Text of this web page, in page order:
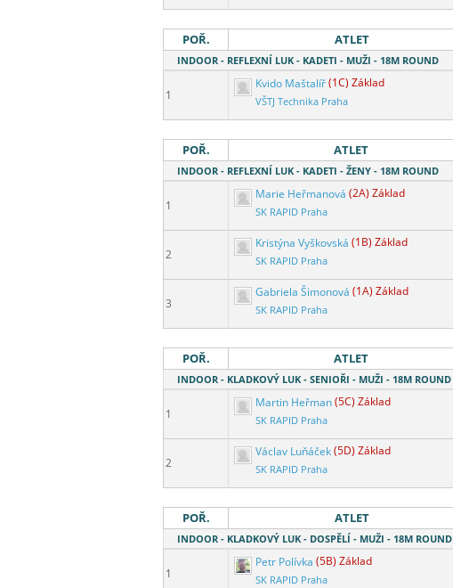
POŘ. ATLET
INDOOR - REFLEXNÍ LUK - KADETI - MUŽI - 18M ROUND
1
Kvido Maštalíř(1C) Základ
VŠTJ Technika Praha
POŘ. ATLET
INDOOR - REFLEXNÍ LUK - KADETI - ŽENY - 18M ROUND
1
Marie Heřmanová (2A) Základ
SK RAPID Praha
2
Kristýna Vyškovská (1B) Základ
SK RAPID Praha
3
Gabriela Šimonová (1A) Základ
SK RAPID Praha
POŘ. ATLET
INDOOR - KLADKOVÝ LUK - SENIOŘI - MUŽI - 18M ROUND
1
Martin Heřman(5C) Základ
SK RAPID Praha
2
Václav Luňáček(5D) Základ
SK RAPID Praha
POŘ. ATLET
INDOOR - KLADKOVÝ LUK - DOSPĚLÍ - MUŽI - 18M ROUND
1
Petr Polívka (5B) Základ
SK RAPID Praha